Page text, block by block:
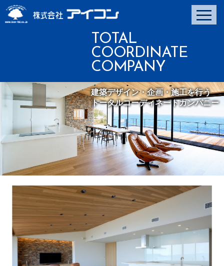
TOTAL
COORDINATE
COMPANY
建築デザイン・企画・施工を行う
トータルコーディネートカンパニー